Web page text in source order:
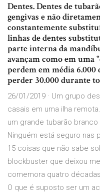
Dentes. Dentes de
gengivas e não
constantemente
linhas de dentes
parte interna da
avançam como em uma
perdem em média 6.000
perder 30.000 durante
26/01/2019 · Um grupo
casais em uma ilha
um grande tubarão
Ninguém está seguro nas
15 coisas que não sabe
blockbuster que deixou
comemora quatro
O que é suposto ser um